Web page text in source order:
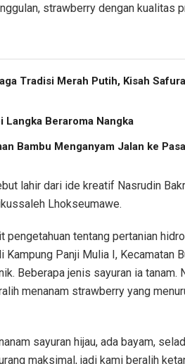
strawberry dengan kualitas
Tradisi Merah Putih, Kisah
Langka Beraroma Nangka
Bambu Menganyam Jalan ke
lahir dari ide kreatif Nasrudin
Lhokseumawe.
pengetahuan tentang pertanian
Kampung Panji Mulia I, Kecamatan
Beberapa jenis sayuran ia tanam.
menanam strawberry yang
sayuran hijau, ada bayam,
maksimal, jadi kami beralih